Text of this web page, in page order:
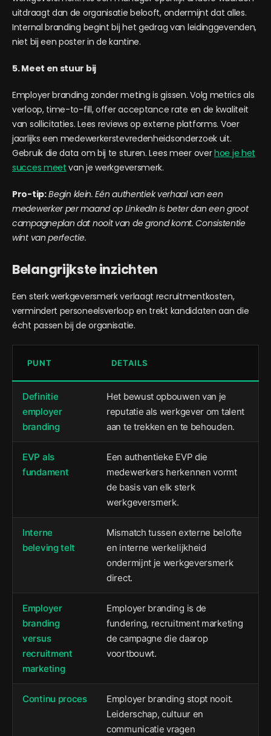
uitdraagt dan de organisatie belooft, ondermijnt dat alles.
Internal branding begint bij het gedrag van leidinggevenden,
niet bij een poster in de kantine.
5. Meet en stuur bij
Employer branding zonder meting is gissen. Volg metrics als
verloop, time-to-fill, offer acceptance rate en de kwaliteit
van sollicitaties. Lees reviews op externe platforms. Voer
jaarlijks een medewerkerstevredenheidsonderzoek uit.
Gebruik die data om bij te sturen. Lees meer overhoe je het
succes meet van je werkgeversmerk.
Pro-tip:Begin klein. Eén authentiek verhaal van een
medewerker per maand op LinkedIn is beter dan een groot
campagneplan dat nooit van de grond komt. Consistentie
wint van perfectie.
Belangrijkste inzichten
Een sterk werkgeversmerk verlaagt recruitmentkosten,
vermindert personeelsverloop en trekt kandidaten aan die
écht passen bij de organisatie.
PUNT DETAILS
Definitie
employer
branding
Het bewust opbouwen van je
reputatie als werkgever om talent
aan te trekken en te behouden.
EVP als
fundament
Een authentieke EVP die
medewerkers herkennen vormt
de basis van elk sterk
werkgeversmerk.
Interne
beleving telt
Mismatch tussen externe belofte
en interne werkelijkheid
ondermijnt je werkgeversmerk
direct.
Employer
branding
versus
recruitment
marketing
Employer branding is de
fundering, recruitment marketing
de campagne die daarop
voortbouwt.
Continu proces
Employer branding stopt nooit.
Leiderschap, cultuur en
communicatie vragen